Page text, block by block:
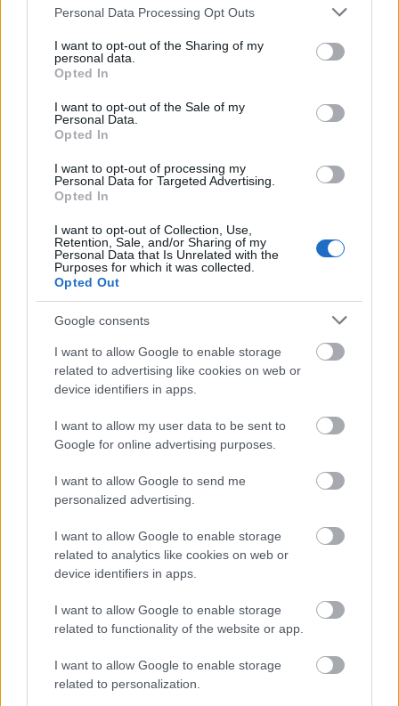
Please note that this website/app uses one or more Google
not limited to your visit or usage behaviour. You may click to
grant or deny consent to Google and its third-party tags to
use your data for below specified purposes in below Google
consent section.
Personal Data Processing Opt Outs
I want to opt-out of the Sharing of my
personal data.
Opted In
I want to opt-out of the Sale of my
Personal Data.
Opted In
I want to opt-out of processing my
Personal Data for Targeted Advertising.
Opted In
I want to opt-out of Collection, Use,
Retention, Sale, and/or Sharing of my
Personal Data that Is Unrelated with the
Purposes for which it was collected.
Opted Out
Google consents
I want to allow Google to enable storage
related to advertising like cookies on web or
device identifiers in apps.
I want to allow my user data to be sent to
Google for online advertising purposes.
I want to allow Google to send me
personalized advertising.
I want to allow Google to enable storage
related to analytics like cookies on web or
device identifiers in apps.
I want to allow Google to enable storage
related to functionality of the website or app.
I want to allow Google to enable storage
related to personalization.
λανσάρισμά της στις ΗΠΑ, έφτασε